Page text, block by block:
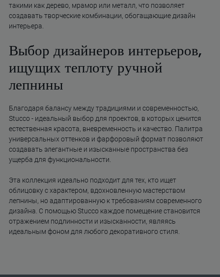
такими как дерево, мрамор или металл, что позволяет
создавать творческие комбинации, обогащающие дизайн
интерьера.
Выбор дизайнеров интерьеров,
ищущих теплоту ручной
лепнины
Благодаря балансу между традициями и современностью,
Stucco - идеальный выбор для проектов, в которых ценится
естественная красота, вневременность и качество. Палитра
универсальных оттенков и фарфоровый формат позволяют
создавать элегантные и изысканные пространства без
ущерба для функциональности.
Эта коллекция идеально подходит для тех, кто ищет
облицовку с характером, вдохновленную мастерством
лепнины, но адаптированную к требованиям современного
дизайна. С помощью Stucco каждое помещение становится
отражением подлинности и изысканности, являясь
идеальным фоном для любого декоративного стиля.